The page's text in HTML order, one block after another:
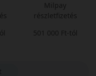
Milpay
részletfizetés
501 000 Ft-tól